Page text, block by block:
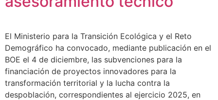
El Ministerio para la Transición Ecológica y el Reto
Demográfico ha convocado, mediante publicación en el
BOE el 4 de diciembre, las subvenciones para la
financiación de proyectos innovadores para la
transformación territorial y la lucha contra la
despoblación, correspondientes al ejercicio 2025, en